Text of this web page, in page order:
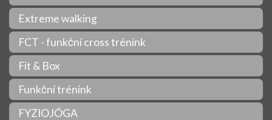
Extreme walking
FCT - funkční cross trénink
Fit & Box
Funkční trénink
FYZIOJÓGA